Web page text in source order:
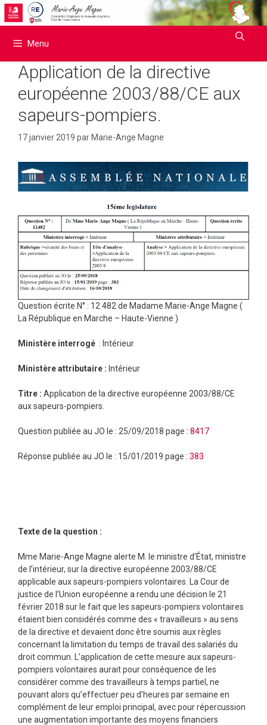
Aller
au
Menu
Application de la directive
européenne 2003/88/CE aux
sapeurs-pompiers.
17 janvier 2019 par Marie-Ange Magne
Question écrite N° : 12 482 de Madame Marie-Ange Magne (
La République en Marche – Haute-Vienne )
Ministère interrogé : Intérieur
Ministère attributaire : Intérieur
Titre : Application de la directive européenne 2003/88/CE
aux sapeurs-pompiers.
Question publiée au JO le : 25/09/2018 page : 8417
Réponse publiée au JO le : 15/01/2019 page : 383
Texte de la question :
Mme Marie-Ange Magne alerte M. le ministre d’État, ministre
de l’intérieur, sur la directive européenne 2003/88/CE
applicable aux sapeurs-pompiers volontaires. La Cour de
justice de l’Union européenne a rendu une décision le 21
février 2018 sur le fait que les sapeurs-pompiers volontaires
étaient bien considérés comme des « travailleurs » au sens
de la directive et devaient donc être soumis aux règles
concernant la limitation du temps de travail des salariés du
droit commun. L’application de cette mesure aux sapeurs-
pompiers volontaires aurait pour conséquence de les
considérer comme des travailleurs à temps partiel, ne
pouvant alors qu’effectuer peu d’heures par semaine en
complément de leur emploi principal, avec pour répercussion
une augmentation importante des moyens financiers